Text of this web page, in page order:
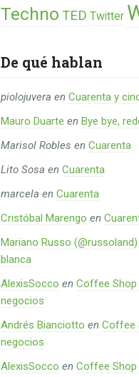
Techno TED Twitter
De qué hablan
piolojuvera en Cuarenta y
Mauro Duarte en Bye bye,
Marisol Robles en Cuarenta
Lito Sosa en Cuarenta
marcela en Cuarenta
Cristóbal Marengo en
Mariano Russo (@russoland)
blanca
AlexisSocco en Coffee Shop
negocios
Andrés Bianciotto en Coffee
negocios
AlexisSocco en Coffee Shop